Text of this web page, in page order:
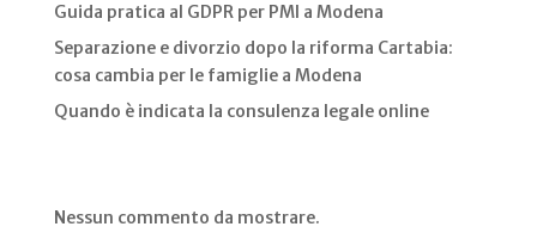
Guida pratica al GDPR per PMI a Modena
Separazione e divorzio dopo la riforma Cartabia:
cosa cambia per le famiglie a Modena
Quando è indicata la consulenza legale online
Nessun commento da mostrare.